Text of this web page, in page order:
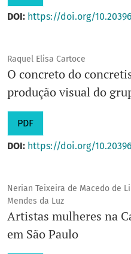
DOI: https://doi.org/
Raquel Elisa Cartoce
O concreto do
produção visual do
PDF
DOI: https://doi.org/
Nerian Teixeira de Macedo de
Mendes da Luz
Artistas mulheres na
em São Paulo